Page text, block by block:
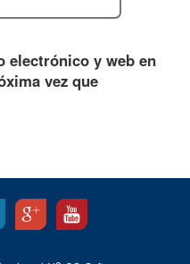
electrónico y web en
vez que